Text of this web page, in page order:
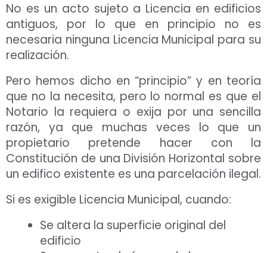
No es un acto sujeto a Licencia en edificios
antiguos, por lo que en principio no es
necesaria ninguna Licencia Municipal para su
realización.
Pero hemos dicho en “principio” y en teoría
que no la necesita, pero lo normal es que el
Notario la requiera o exija por una sencilla
razón, ya que muchas veces lo que un
propietario pretende hacer con la
Constitución de una División Horizontal sobre
un edifico existente es una parcelación ilegal.
Si es exigible Licencia Municipal, cuando:
Se altera la superficie original del
edificio